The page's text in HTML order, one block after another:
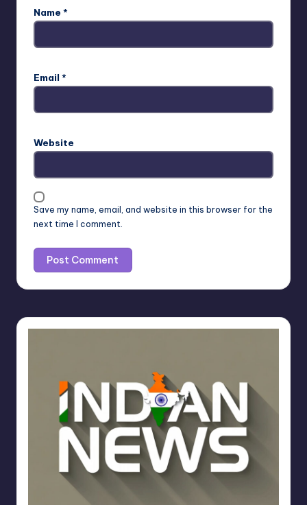
Name *
Email *
Website
Save my name, email, and website in this browser for the
next time I comment.